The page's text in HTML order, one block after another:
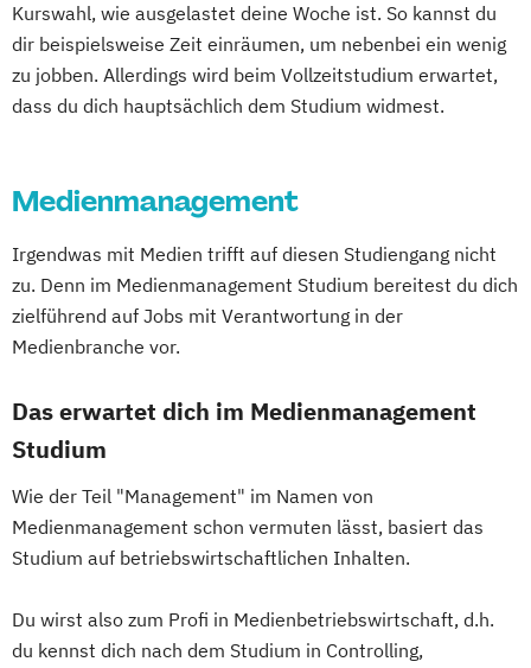
Kurswahl, wie ausgelastet deine Woche ist. So kannst du
dir beispielsweise Zeit einräumen, um nebenbei ein wenig
zu jobben. Allerdings wird beim Vollzeitstudium erwartet,
dass du dich hauptsächlich dem Studium widmest.
Medienmanagement
Irgendwas mit Medien trifft auf diesen Studiengang nicht
zu. Denn im Medienmanagement Studium bereitest du dich
zielführend auf Jobs mit Verantwortung in der
Medienbranche vor.
Das erwartet dich im Medienmanagement
Studium
Wie der Teil "Management" im Namen von
Medienmanagement schon vermuten lässt, basiert das
Studium auf betriebswirtschaftlichen Inhalten.
Du wirst also zum Profi in Medienbetriebswirtschaft, d.h.
du kennst dich nach dem Studium in Controlling,